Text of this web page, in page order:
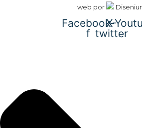
web por
Facebook-
f
X-
twitter